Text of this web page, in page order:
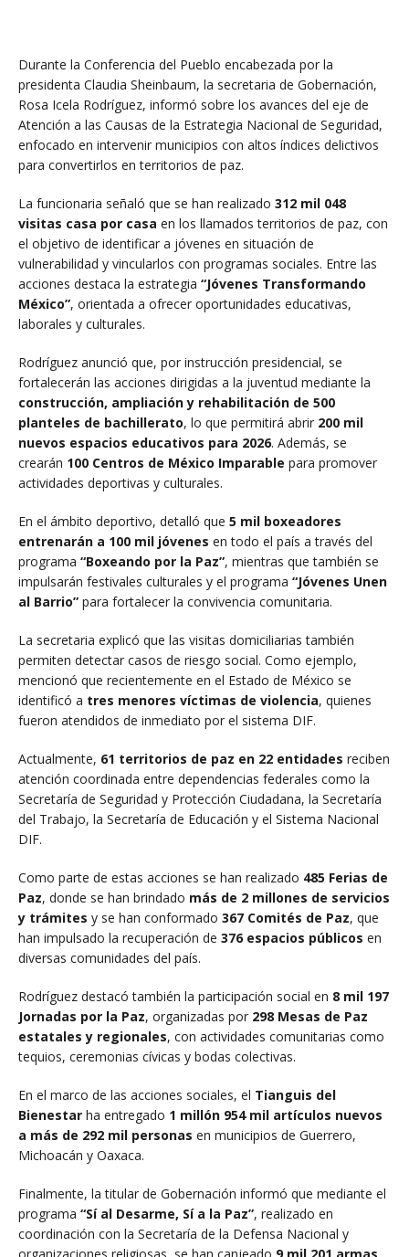
Durante la Conferencia del Pueblo encabezada por la
presidenta Claudia Sheinbaum, la secretaria de Gobernación,
Rosa Icela Rodríguez, informó sobre los avances del eje de
Atención a las Causas de la Estrategia Nacional de Seguridad,
enfocado en intervenir municipios con altos índices delictivos
para convertirlos en territorios de paz.
La funcionaria señaló que se han realizado 312 mil 048
visitas casa por casa en los llamados territorios de paz, con
el objetivo de identificar a jóvenes en situación de
vulnerabilidad y vincularlos con programas sociales. Entre las
acciones destaca la estrategia “Jóvenes Transformando
México”, orientada a ofrecer oportunidades educativas,
laborales y culturales.
Rodríguez anunció que, por instrucción presidencial, se
fortalecerán las acciones dirigidas a la juventud mediante la
construcción, ampliación y rehabilitación de 500
planteles de bachillerato, lo que permitirá abrir 200 mil
nuevos espacios educativos para 2026. Además, se
crearán 100 Centros de México Imparable para promover
actividades deportivas y culturales.
En el ámbito deportivo, detalló que 5 mil boxeadores
entrenarán a 100 mil jóvenes en todo el país a través del
programa “Boxeando por la Paz”, mientras que también se
impulsarán festivales culturales y el programa “Jóvenes Unen
al Barrio” para fortalecer la convivencia comunitaria.
La secretaria explicó que las visitas domiciliarias también
permiten detectar casos de riesgo social. Como ejemplo,
mencionó que recientemente en el Estado de México se
identificó a tres menores víctimas de violencia, quienes
fueron atendidos de inmediato por el sistema DIF.
Actualmente, 61 territorios de paz en 22 entidades reciben
atención coordinada entre dependencias federales como la
Secretaría de Seguridad y Protección Ciudadana, la Secretaría
del Trabajo, la Secretaría de Educación y el Sistema Nacional
DIF.
Como parte de estas acciones se han realizado 485 Ferias de
Paz, donde se han brindado más de 2 millones de servicios
y trámites y se han conformado 367 Comités de Paz, que
han impulsado la recuperación de 376 espacios públicos en
diversas comunidades del país.
Rodríguez destacó también la participación social en 8 mil 197
Jornadas por la Paz, organizadas por 298 Mesas de Paz
estatales y regionales, con actividades comunitarias como
tequios, ceremonias cívicas y bodas colectivas.
En el marco de las acciones sociales, el Tianguis del
Bienestar ha entregado 1 millón 954 mil artículos nuevos
a más de 292 mil personas en municipios de Guerrero,
Michoacán y Oaxaca.
Finalmente, la titular de Gobernación informó que mediante el
programa “Sí al Desarme, Sí a la Paz”, realizado en
coordinación con la Secretaría de la Defensa Nacional y